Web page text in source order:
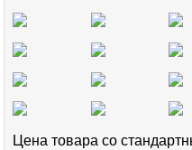
Цена товара cо